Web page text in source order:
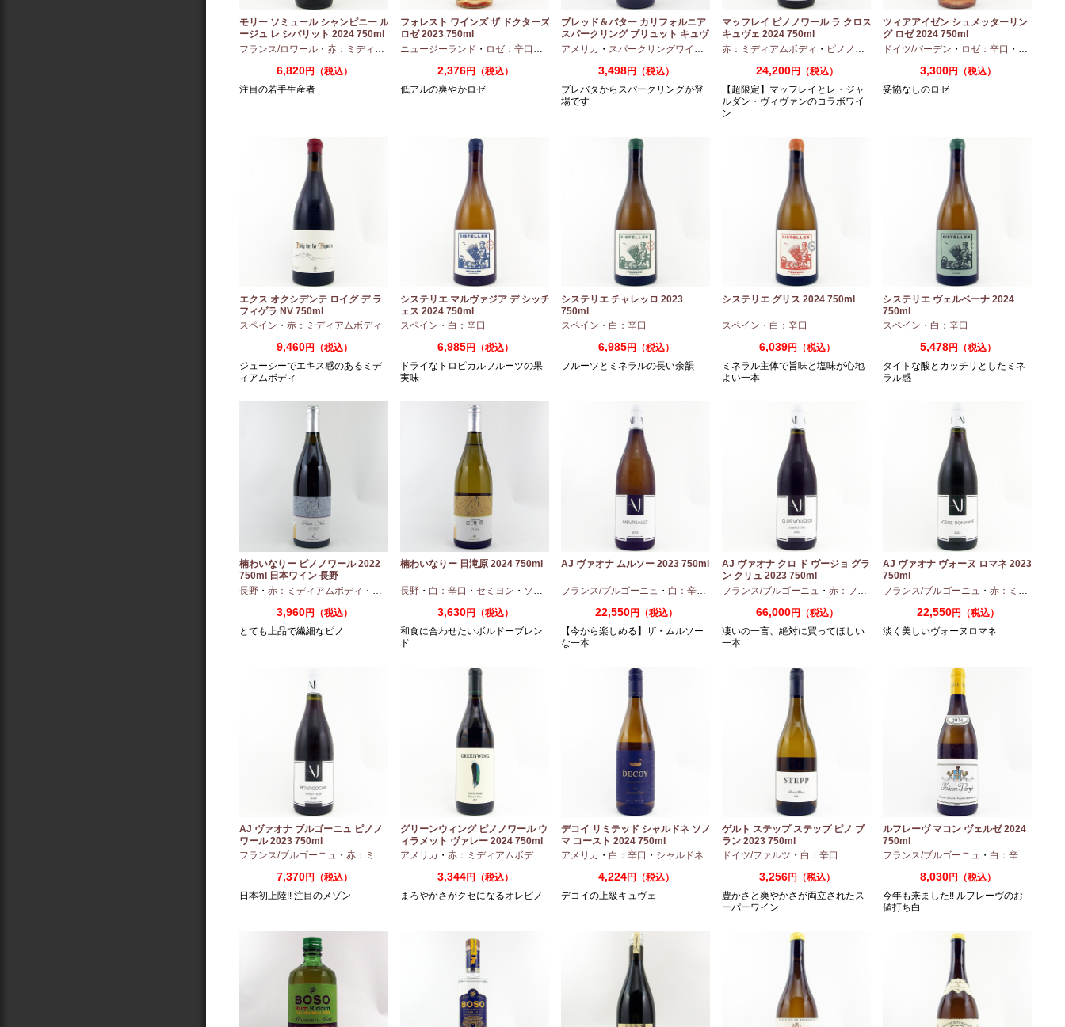
モリー ソミュール シャンピニー ル
ージュ レ シバリット 2024 750ml
フランス/ロワール・ 赤：ミディアムボディ ・カベルネフラン
6,820円（税込）
注目の若手生産者
フォレスト ワインズ ザ ドクターズ
ロゼ 2023 750ml
ニュージーランド ・ ロゼ：辛口 ピノノワール
2,376円（税込）
低アルの爽やかロゼ
ブレッド＆バター カリフォルニア
スパークリング ブリュット キュヴ
ェ NV 750ml
アメリカ ・ スパークリングワイン シャルドネ
3,498円（税込）
ブレバタからスパークリングが登
場です
マッフレイ ピノノワール ラ クロス
キュヴェ 2024 750ml
赤：ミディアムボディ ・ ピノノワール
24,200円（税込）
【超限定】マッフレイとレ・ジャ
ルダン・ヴィヴァンのコラボワイ
ン
ツィアアイゼン シュメッターリン
グ ロゼ 2024 750ml
ドイツ/バーデン ・ ロゼ：辛口 ・
3,300円（税込）
妥協なしのロゼ
エクス オクシデンテ ロイグ デ ラ
フィゲラ NV 750ml
（2022/2023）
スペイン ・ 赤：ミディアムボディ
9,460円（税込）
ジューシーでエキス感のあるミデ
ィアムボディ
システリエ マルヴァジア デ シッチ
ェス 2024 750ml
スペイン ・ 白：辛口
6,985円（税込）
ドライなトロピカルフルーツの果
実味
システリエ チャレッロ 2023
750ml
スペイン ・ 白：辛口
6,985円（税込）
フルーツとミネラルの長い余韻
システリエ グリス 2024 750ml
スペイン ・ 白：辛口
6,039円（税込）
ミネラル主体で旨味と塩味が心地
よい一本
システリエ ヴェルベーナ 2024
750ml
スペイン ・ 白：辛口
5,478円（税込）
タイトな酸とカッチリとしたミネ
ラル感
楠わいなりー ピノノワール 2022
750ml 日本ワイン 長野
長野・ 赤：ミディアムボディ ・ ピノノワール
3,960円（税込）
とても上品で繊細なピノ
楠わいなりー 日滝原 2024 750ml
長野・ 白：辛口 ・ セミヨン ・ ソーヴィニオンブラン
3,630円（税込）
和食に合わせたいボルドーブレン
ド
AJ ヴァオナ ムルソー 2023 750ml
フランス/ブルゴーニュ ・ 白：辛口 シャルドネ
22,550円（税込）
【今から楽しめる】ザ・ムルソー
な一本
AJ ヴァオナ クロ ド ヴージョ グラ
ン クリュ 2023 750ml
フランス/ブルゴーニュ ・ 赤：フルボディ ・ピノノワール
66,000円（税込）
凄いの一言、絶対に買ってほしい
一本
AJ ヴァオナ ヴォーヌ ロマネ 2023
750ml
フランス/ブルゴーニュ ・ 赤：ミディアムボディ
22,550円（税込）
淡く美しいヴォーヌロマネ
AJ ヴァオナ ブルゴーニュ ピノノ
ワール 2023 750ml
フランス/ブルゴーニュ ・ 赤：ミディアムボディ ・ピノノワール
7,370円（税込）
日本初上陸!! 注目のメゾン
グリーンウィング ピノノワール ウ
ィラメット ヴァレー 2024 750ml
アメリカ ・ 赤：ミディアムボディ ピノノワール
3,344円（税込）
まろやかさがクセになるオレピノ
デコイ リミテッド シャルドネ ソノ
マ コースト 2024 750ml
アメリカ ・ 白：辛口 ・ シャルドネ
4,224円（税込）
デコイの上級キュヴェ
ゲルト ステップ ステップ ピノ ブ
ラン 2023 750ml
ドイツ/ファルツ ・ 白：辛口
3,256円（税込）
豊かさと爽やかさが両立されたス
ーパーワイン
ルフレーヴ マコン ヴェルゼ 2024
750ml
フランス/ブルゴーニュ ・ 白：辛口
8,030円（税込）
今年も来ました!! ルフレーヴのお
値打ち白